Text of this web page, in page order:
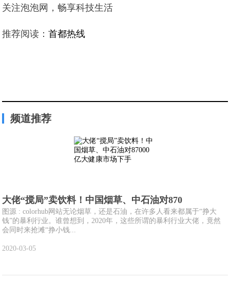
关注泡泡网，畅享科技生活
推荐阅读：首都热线
频道推荐
大佬“搅局”卖饮料！中国烟草、中石油对870
图源 : colorhub网站无论烟草，还是石油，在许多人看来都属于“挣大
钱”的暴利行业。谁曾想到，2020年，这些所谓的暴利行业大佬，竟然
会同时来抢滩“挣小钱...
2020-03-05